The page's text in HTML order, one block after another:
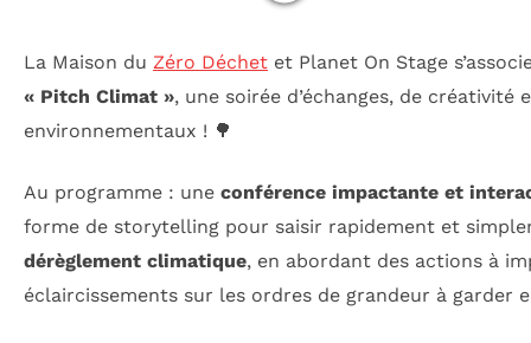
La Maison du Zéro Déchet et Planet On Stage
« Pitch Climat », une soirée d’échanges, de créativité
environnementaux ! 🌳
Au programme : une conférence impactante et
forme de storytelling pour saisir rapidement et
dérèglement climatique, en abordant des actions à
éclaircissements sur les ordres de grandeur à garder